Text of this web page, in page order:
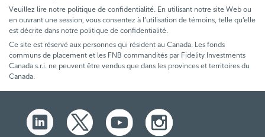
Veuillez lire notre politique de confidentialité. En utilisant notre site Web ou
en ouvrant une session, vous consentez à l’utilisation de témoins, telle qu’elle
est décrite dans notre politique de confidentialité.
Ce site est réservé aux personnes qui résident au Canada. Les fonds
communs de placement et les FNB commandités par Fidelity Investments
Canada s.r.i. ne peuvent être vendus que dans les provinces et territoires du
Canada.